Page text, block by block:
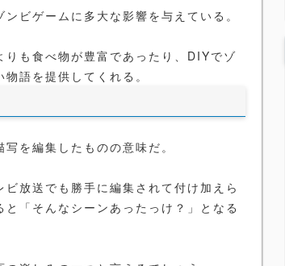
ビゲームに多大な影響を与えている。
も食べ物が豊富であったり、DIYでゾ
語を提供してくれる。
を編集したものの意味だ。
放送でも勝手に編集されて付け加えら
「そんなシーンあったっけ？」となる